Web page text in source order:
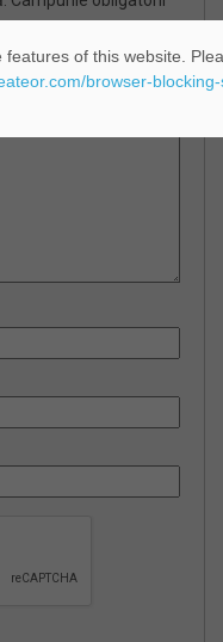
of this website.
browser-